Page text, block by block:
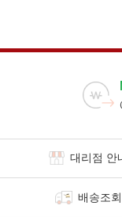
대리점 안
배송조회